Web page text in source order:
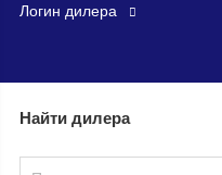
Найти дилера
логин дилера